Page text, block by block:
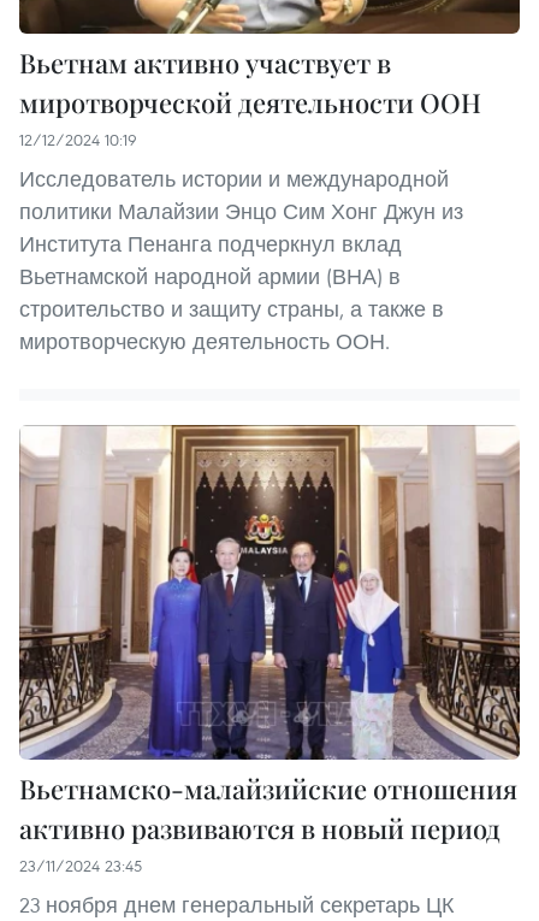
Вьетнам активно участвует в
миротворческой деятельности ООН
12/12/2024 10:19
Исследователь истории и международной
политики Малайзии Энцо Сим Хонг Джун из
Института Пенанга подчеркнул вклад
Вьетнамской народной армии (ВНА) в
строительство и защиту страны, а также в
миротворческую деятельность ООН.
Вьетнамско-малайзийские отношения
активно развиваются в новый период
23/11/2024 23:45
23 ноября днем генеральный секретарь ЦК